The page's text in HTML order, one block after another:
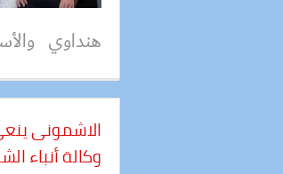
هنداوي
الاشمونى
وكالة أنباء